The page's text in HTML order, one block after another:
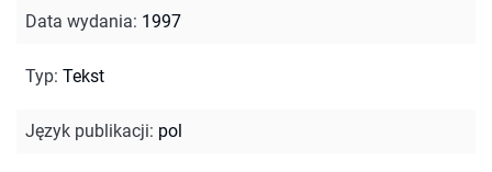
Data wydania: 1997
Typ: Tekst
Język publikacji: pol